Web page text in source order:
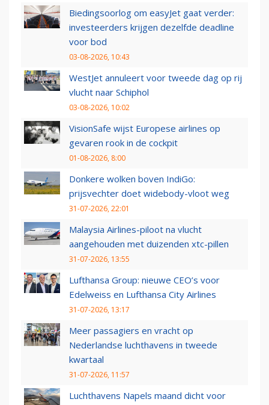
Biedingsoorlog om easyJet gaat verder:
investeerders krijgen dezelfde deadline
voor bod
03-08-2026, 10:43
WestJet annuleert voor tweede dag op rij
vlucht naar Schiphol
03-08-2026, 10:02
VisionSafe wijst Europese airlines op
gevaren rook in de cockpit
01-08-2026, 8:00
Donkere wolken boven IndiGo:
prijsvechter doet widebody-vloot weg
31-07-2026, 22:01
Malaysia Airlines-piloot na vlucht
aangehouden met duizenden xtc-pillen
31-07-2026, 13:55
Lufthansa Group: nieuwe CEO’s voor
Edelweiss en Lufthansa City Airlines
31-07-2026, 13:17
Meer passagiers en vracht op
Nederlandse luchthavens in tweede
kwartaal
31-07-2026, 11:57
Luchthavens Napels maand dicht voor